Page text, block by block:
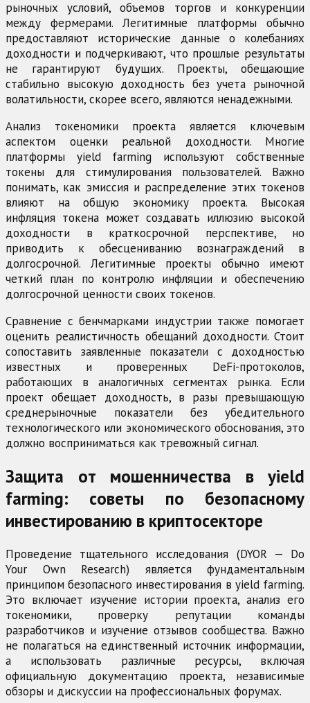
рыночных условий, объемов торгов и конкуренции
между фермерами. Легитимные платформы обычно
предоставляют исторические данные о колебаниях
доходности и подчеркивают, что прошлые результаты
не гарантируют будущих. Проекты, обещающие
стабильно высокую доходность без учета рыночной
волатильности, скорее всего, являются ненадежными.
Анализ токеномики проекта является ключевым
аспектом оценки реальной доходности. Многие
платформы yield farming используют собственные
токены для стимулирования пользователей. Важно
понимать, как эмиссия и распределение этих токенов
влияют на общую экономику проекта. Высокая
инфляция токена может создавать иллюзию высокой
доходности в краткосрочной перспективе, но
приводить к обесцениванию вознаграждений в
долгосрочной. Легитимные проекты обычно имеют
четкий план по контролю инфляции и обеспечению
долгосрочной ценности своих токенов.
Сравнение с бенчмарками индустрии также помогает
оценить реалистичность обещаний доходности. Стоит
сопоставить заявленные показатели с доходностью
известных и проверенных DeFi-протоколов,
работающих в аналогичных сегментах рынка. Если
проект обещает доходность, в разы превышающую
среднерыночные показатели без убедительного
технологического или экономического обоснования, это
должно восприниматься как тревожный сигнал.
Защита от мошенничества в yield
farming: советы по безопасному
инвестированию в криптосекторе
Проведение тщательного исследования (DYOR — Do
Your Own Research) является фундаментальным
принципом безопасного инвестирования в yield farming.
Это включает изучение истории проекта, анализ его
токеномики, проверку репутации команды
разработчиков и изучение отзывов сообщества. Важно
не полагаться на единственный источник информации,
а использовать различные ресурсы, включая
официальную документацию проекта, независимые
обзоры и дискуссии на профессиональных форумах.